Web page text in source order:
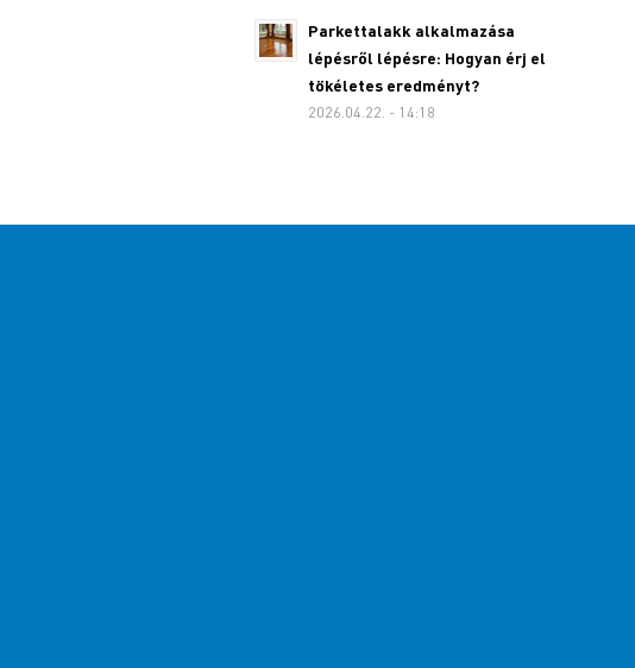
Parkettalakk alkalmazása
lépésről lépésre: Hogyan érj el
tökéletes eredményt?
2026.04.22. - 14:18